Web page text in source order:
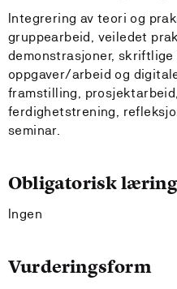
Integrering av teori og
gruppearbeid, veiledet
demonstrasjoner,
oppgaver/arbeid og
framstilling,
ferdighetstrening,
seminar.
Obligatorisk
Ingen
Vurderingsform